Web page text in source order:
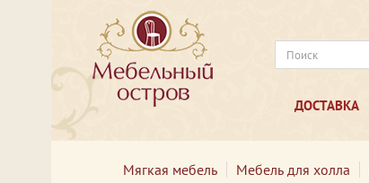
ДОСТАВКА
Мягкая мебель Мебель для холла